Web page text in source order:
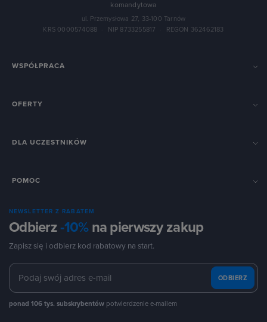
komandytowa
ul. Przemysłowa 27, 33-100 Tarnów
KRS 0000574088
NIP 8733255817 REGON 362462183
WSPÓŁPRACA
OFERTY
DLA UCZESTNIKÓW
POMOC
NEWSLETTER Z RABATEM
Odbierz-10%na pierwszy zakup
Zapisz się i odbierz kod rabatowy na start.
ODBIERZ
ponad 106 tys. subskrybentów potwierdzenie e-mailem